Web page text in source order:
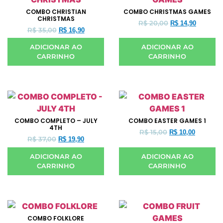
COMBO CHRISTIAN
CHRISTMAS
R$35,00 R$16,90
ADICIONAR AO
CARRINHO
COMBO CHRISTMAS GAMES
R$20,00 R$ 14,90
ADICIONAR AO
CARRINHO
COMBO COMPLETO – JULY
4TH
R$37,00 R$ 19,90
ADICIONAR AO
CARRINHO
COMBO EASTER GAMES 1
R$15,00 R$ 10,00
ADICIONAR AO
CARRINHO
COMBO FOLKLORE